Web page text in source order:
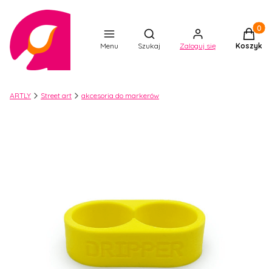
Menu
Otwórz wyszukiwarkę
Szukaj Zaloguj się Koszyk
ARTLY Street art akcesoria do markerów